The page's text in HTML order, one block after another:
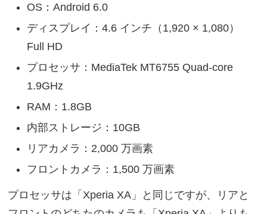
OS：Android 6.0
ディスプレイ：4.6 インチ（1,920 × 1,080）
Full HD
プロセッサ：MediaTek MT6755 Quad-core
1.9GHz
RAM：1.8GB
内部ストレージ：10GB
リアカメラ：2,000 万画素
フロントカメラ：1,500 万画素
プロセッサは「Xperia XA」と同じですが、リアと